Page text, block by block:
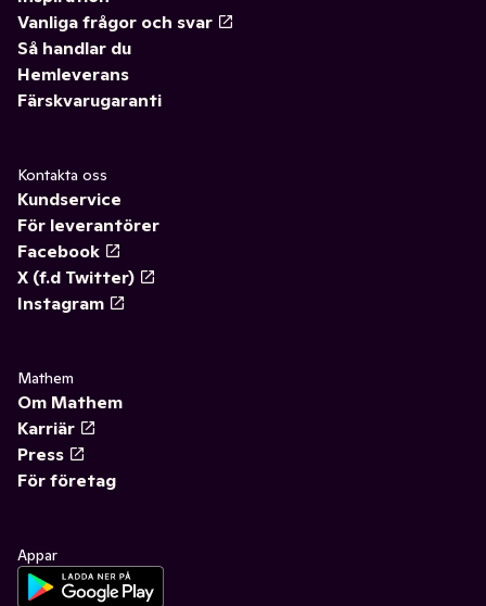
Vanliga frågor och svar
Så handlar du
Hemleverans
Färskvarugaranti
Kontakta oss
Kundservice
För leverantörer
Facebook
X (f.d Twitter)
Instagram
Mathem
Om Mathem
Karriär
Press
För företag
Appar